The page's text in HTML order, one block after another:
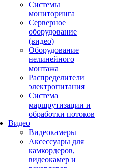
Системы
мониторинга
Серверное
оборудование
(видео)
Оборудование
нелинейного
монтажа
Распределители
электропитания
Система
маршрутизации и
обработки потоков
Видео
Видеокамеры
Аксессуары для
камкордеров,
видеокамер и